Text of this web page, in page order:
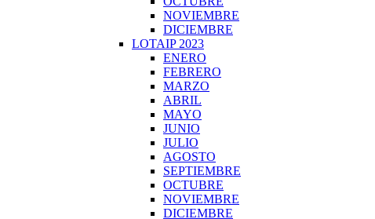
NOVIEMBRE
DICIEMBRE
LOTAIP 2023
ENERO
FEBRERO
MARZO
ABRIL
MAYO
JUNIO
JULIO
AGOSTO
SEPTIEMBRE
OCTUBRE
NOVIEMBRE
DICIEMBRE